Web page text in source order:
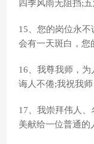
四季风雨无阻挡;五
15、您的岗位永
会有一天斑白，您
16、我尊我师，为
诲人不倦;我祝我
17、我崇拜伟人
美献给一位普通